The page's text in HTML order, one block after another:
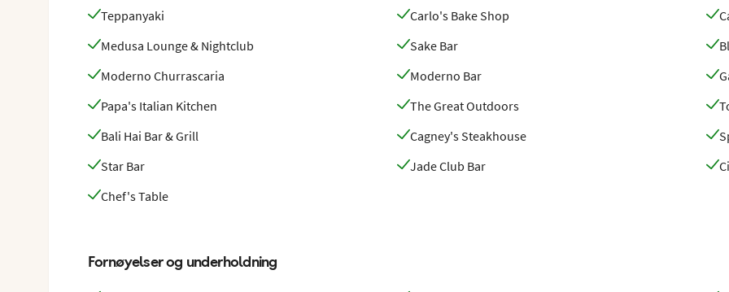
Teppanyaki
Carlo's Bake Shop
Medusa Lounge & Nightclub
Sake Bar
Moderno Churrascaria
Moderno Bar
Papa's Italian Kitchen
The Great Outdoors
Bali Hai Bar & Grill
Cagney's Steakhouse
Star Bar
Jade Club Bar
Chef's Table
Fornøyelser og underholdning